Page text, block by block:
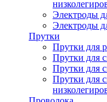
Электроды
Электроды
Прутки
Прутки для
Прутки для
Прутки для
Прутки для